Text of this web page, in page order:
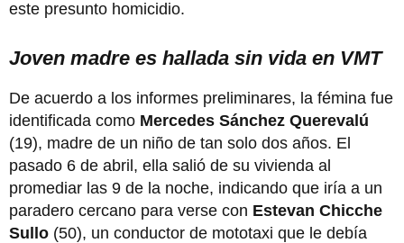
este presunto homicidio.
Joven madre es hallada sin vida en VMT
De acuerdo a los informes preliminares, la fémina fue
identificada como Mercedes Sánchez Querevalú
(19), madre de un niño de tan solo dos años. El
pasado 6 de abril, ella salió de su vivienda al
promediar las 9 de la noche, indicando que iría a un
paradero cercano para verse con Estevan Chicche
Sullo (50), un conductor de mototaxi que le debía